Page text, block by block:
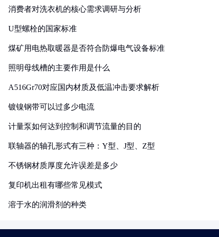
消费者对洗衣机的核心需求调研与分析
U型螺栓的国家标准
煤矿用电热取暖器是否符合防爆电气设备标准
照明母线槽的主要作用是什么
A516Gr70对应国内材质及低温冲击要求解析
镀镍钢带可以过多少电流
计量泵如何达到控制和调节流量的目的
联轴器的轴孔形式有三种：Y型、J型、Z型
不锈钢材质厚度允许误差是多少
复印机出租有哪些常见模式
溶于水的润滑剂的种类